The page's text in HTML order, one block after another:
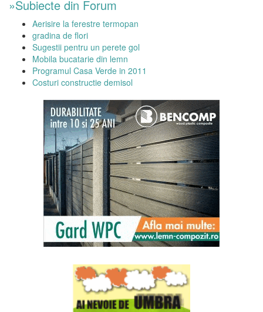
»Subiecte din Forum
Aerisire la ferestre termopan
gradina de flori
Sugestii pentru un perete gol
Mobila bucatarie din lemn
Programul Casa Verde in 2011
Costuri constructie demisol